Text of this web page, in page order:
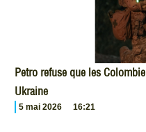
Petro refuse que les
Ukraine
5 mai 2026 16:21